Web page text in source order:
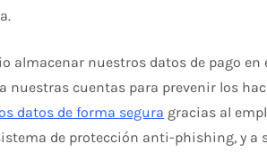
almacenar nuestros datos de pago en
nuestras cuentas para prevenir los
datos de forma segura gracias al
de protección anti-phishing, y a